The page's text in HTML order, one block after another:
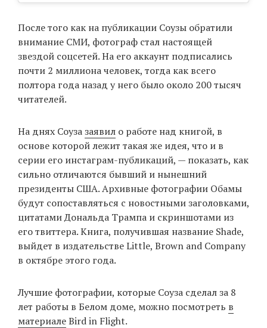
После того как на публикации Соузы обратили
внимание СМИ, фотограф стал настоящей
звездой соцсетей. На его аккаунт подписались
почти 2 миллиона человек, тогда как всего
полтора года назад у него было около 200 тысяч
читателей.
На днях Соузазаявил о работе над книгой, в
основе которой лежит такая же идея, что и в
серии его инстаграм-публикаций, — показать, как
сильно отличаются бывший и нынешний
президенты США. Архивные фотографии Обамы
будут сопоставляться с новостными заголовками,
цитатами Дональда Трампа и скриншотами из
его твиттера. Книга, получившая название Shade,
выйдет в издательстве Little, Brown and Company
в октябре этого года.
Лучшие фотографии, которые Соуза сделал за 8
лет работы в Белом доме, можно посмотреть в
материалеBird in Flight.